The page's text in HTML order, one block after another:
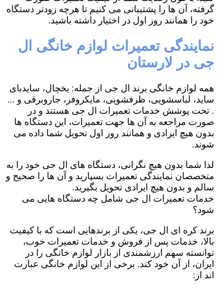
گرفته، آن ها را پشتیبانی می کنیم تا هرچه زودتر دستگاه
خود را همانند روز اول در اختیار داشته باشید.
نمایندگی تعمیرات لوازم خانگی ال
جی در لارستان
همه لوازم خانگی برند ال جی از جمله: یخچال، سایدبای
ساید، لباسشویی، ظرفشویی، مایکروفر، جاروبرقی و ...
. تحت پوشش خدمات تعمیرات ال جی هستند و در
صورت مراجعه به آن ها جهت تعمیرات، این دستگاه ها
بدون هیچ ایرادی و همانند روز اول تحویل شما داده می
شوند.
لذا شما بدون هیچ نگرانی، دستگاه های ال جی خود را به
متخصصان نمایندگی تعمیرات بسپارید و آن ها را صحیح و
سالم و بدون هیچ ایرادی تحویل بگیرید.
خدمات تعمیرات ال جی شامل چه دستگاه هایی می
شود؟
برند کره ای ال جی، یکی از برندهایی است که با کیفیت
بالا، خدمات پس از فروش و خدمات تعمیرات خوب،
توانسته سهم ارزشمندی از بازار لوازم خانگی را در
ایران، از آن خود کند. برخی از این لوازم خانگی عبارت
اند از: